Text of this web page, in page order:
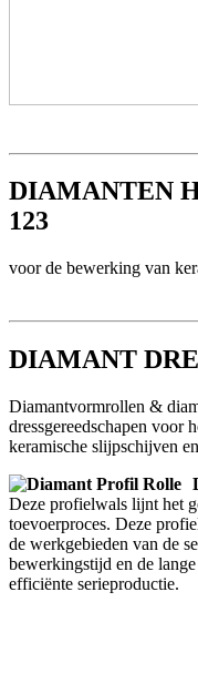
DIAMANTEN
123
voor de bewerking van
DIAMANT
Diamantvormrollen &
dressgereedschapen voor
keramische slijpschijven
Deze profielwals lijnt het
toevoerproces. Deze
de werkgebieden van de
bewerkingstijd en de
efficiënte serieproductie.